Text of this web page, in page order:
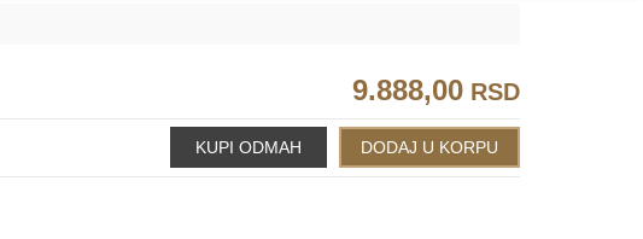
9.888,00 RSD